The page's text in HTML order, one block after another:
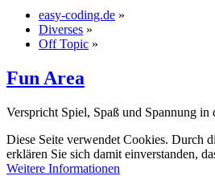
easy-coding.de »
Diverses »
Off Topic »
Fun Area
Verspricht Spiel, Spaß und Spannung in
Diese Seite verwendet Cookies. Durch
erklären Sie sich damit einverstanden,
Weitere Informationen